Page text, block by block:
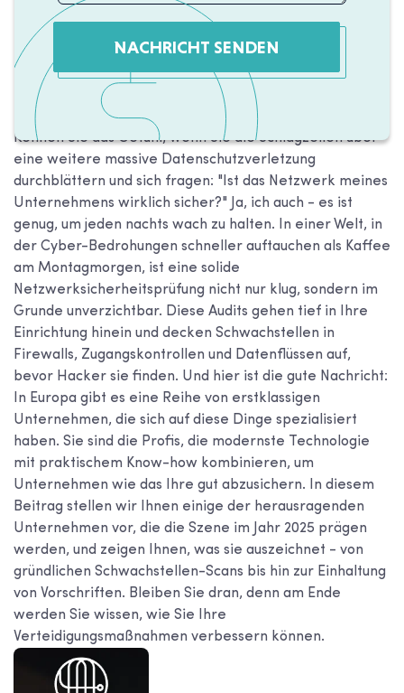
NACHRICHT SENDEN
Kennen Sie das Gefühl, wenn Sie die Schlagzeilen über
eine weitere massive Datenschutzverletzung
durchblättern und sich fragen: "Ist das Netzwerk meines
Unternehmens wirklich sicher?" Ja, ich auch - es ist
genug, um jeden nachts wach zu halten. In einer Welt, in
der Cyber-Bedrohungen schneller auftauchen als Kaffee
am Montagmorgen, ist eine solide
Netzwerksicherheitsprüfung nicht nur klug, sondern im
Grunde unverzichtbar. Diese Audits gehen tief in Ihre
Einrichtung hinein und decken Schwachstellen in
Firewalls, Zugangskontrollen und Datenflüssen auf,
bevor Hacker sie finden. Und hier ist die gute Nachricht:
In Europa gibt es eine Reihe von erstklassigen
Unternehmen, die sich auf diese Dinge spezialisiert
haben. Sie sind die Profis, die modernste Technologie
mit praktischem Know-how kombinieren, um
Unternehmen wie das Ihre gut abzusichern. In diesem
Beitrag stellen wir Ihnen einige der herausragenden
Unternehmen vor, die die Szene im Jahr 2025 prägen
werden, und zeigen Ihnen, was sie auszeichnet - von
gründlichen Schwachstellen-Scans bis hin zur Einhaltung
von Vorschriften. Bleiben Sie dran, denn am Ende
werden Sie wissen, wie Sie Ihre
Verteidigungsmaßnahmen verbessern können.